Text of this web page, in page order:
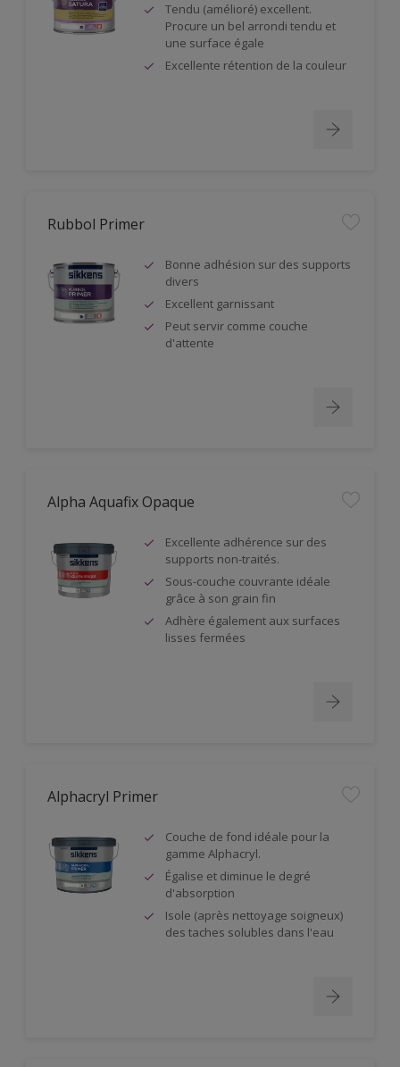
Tendu (amélioré) excellent.
Procure un bel arrondi tendu et
une surface égale
Excellente rétention de la couleur
Rubbol Primer
Bonne adhésion sur des supports
divers
Excellent garnissant
Peut servir comme couche
d'attente
Alpha Aquafix Opaque
Excellente adhérence sur des
supports non-traités.
Sous-couche couvrante idéale
grâce à son grain fin
Adhère également aux surfaces
lisses fermées
Alphacryl Primer
Couche de fond idéale pour la
gamme Alphacryl.
Égalise et diminue le degré
d'absorption
Isole (après nettoyage soigneux)
des taches solubles dans l'eau